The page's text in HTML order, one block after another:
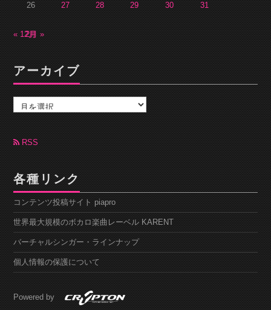
26 27 28 29 30 31
« 12月2月 »
アーカイブ
カ
ブ RSS
各種リンク
コンテンツ投稿サイト piapro
世界最大規模のボカロ楽曲レーベル KARENT
バーチャルシンガー・ラインナップ
個人情報の保護について
Powered by